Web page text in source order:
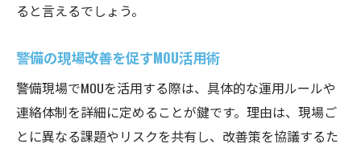
ると言えるでしょう。
警備の現場改善を促すMOU活用術
警備現場でMOUを活用する際は、具体的な運用ルールや
連絡体制を詳細に定めることが鍵です。理由は、現場ご
とに異なる課題やリスクを共有し、改善策を協議するた